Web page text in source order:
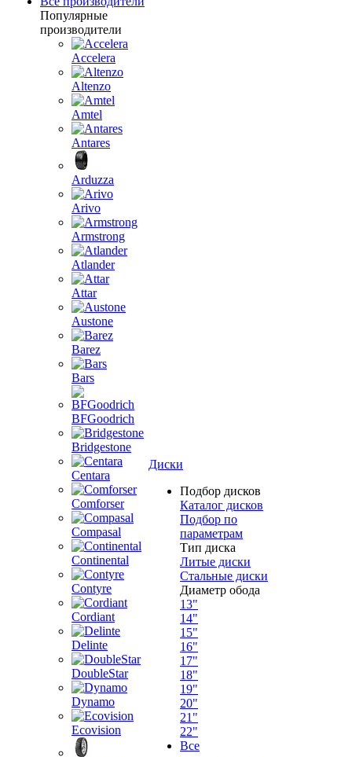
Популярные
производители
Accelera
Altenzo
Amtel
Antares
Arduzza
Arivo
Armstrong
Atlander
Attar
Austone
Barez
Bars
BFGoodrich
Bridgestone
Centara
Comforser
Compasal
Continental
Contyre
Cordiant
Delinte
DoubleStar
Dynamo
Ecovision
Диски
Подбор дисков
Каталог дисков
Подбор по
параметрам
Тип диска
Литые диски
Стальные диски
Диаметр обода
13"
14"
15"
16"
17"
18"
19"
20"
21"
22"
Все